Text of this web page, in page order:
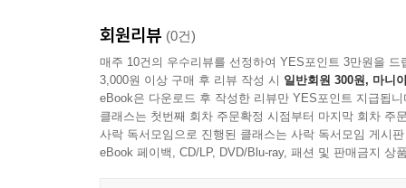
회원리뷰 (0건)
매주 10건의 우수리뷰를 선정하여 YES포인트 3만원을 드
3,000원 이상 구매 후 리뷰 작성 시 일반회원 300원, 마니
eBook은 다운로드 후 작성한 리뷰만 YES포인트 지급됩니
클래스는 첫번째 회차 주문확정 시점부터 마지막 회차 주
사락 독서모임으로 진행된 클래스는 사락 독서모임 게시
eBook 페이백, CD/LP, DVD/Blu-ray, 패션 및 판매금지 상